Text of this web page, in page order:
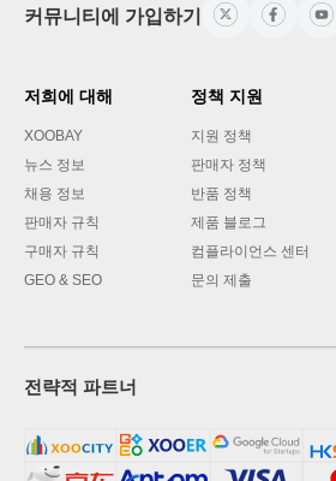
커뮤니티에 가입하기
저희에 대해
XOOBAY
뉴스 정보
채용 정보
판매자 규칙
구매자 규칙
GEO & SEO
정책 지원
지원 정책
판매자 정책
반품 정책
제품 블로그
컴플라이언스 센터
문의 제출
전략적 파트너